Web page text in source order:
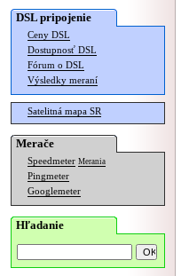
DSL pripojenie
Ceny DSL
Dostupnosť DSL
Fórum o DSL
Výsledky meraní
Satelitná mapa SR
Merače
Speedmeter Merania
Pingmeter
Googlemeter
Hľadanie